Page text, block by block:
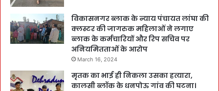
विकासनगर ब्लाक के न्याय पंचायत लांघा की
क्लस्टर की जागरुक महिलाओं ने लगाए
ब्लाक के कर्मचारियों और रिप सचिव पर
अनियमितताओं के आरोप
March 16, 2024
मृतक का भाई ही निकला उसका हत्यारा,
कालसी ब्लॉक के धनपोऊ गांव की घटना।